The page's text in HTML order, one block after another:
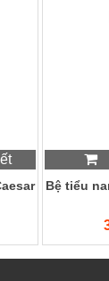
Bệ tiểu